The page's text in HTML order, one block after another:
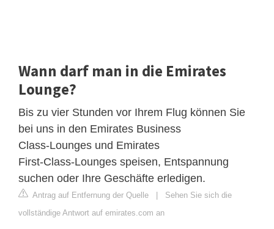
Wann darf man in die Emirates
Lounge?
Bis zu vier Stunden vor Ihrem Flug können Sie
bei uns in den Emirates Business
Class‑Lounges und Emirates
First‑Class‑Lounges speisen, Entspannung
suchen oder Ihre Geschäfte erledigen.
Antrag auf Entfernung der Quelle
Sehen Sie sich die
vollständige Antwort auf emirates.com an